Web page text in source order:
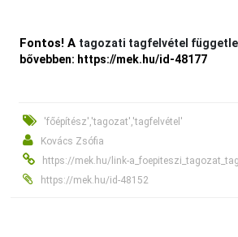
Fontos! A tagozati tagfelvétel
bővebben: https://mek.hu/id-48177
'főépítész','tagozat','tagfelvétel'
Kovács Zsófia
https://mek.hu/link-
https://mek.hu/id-48152